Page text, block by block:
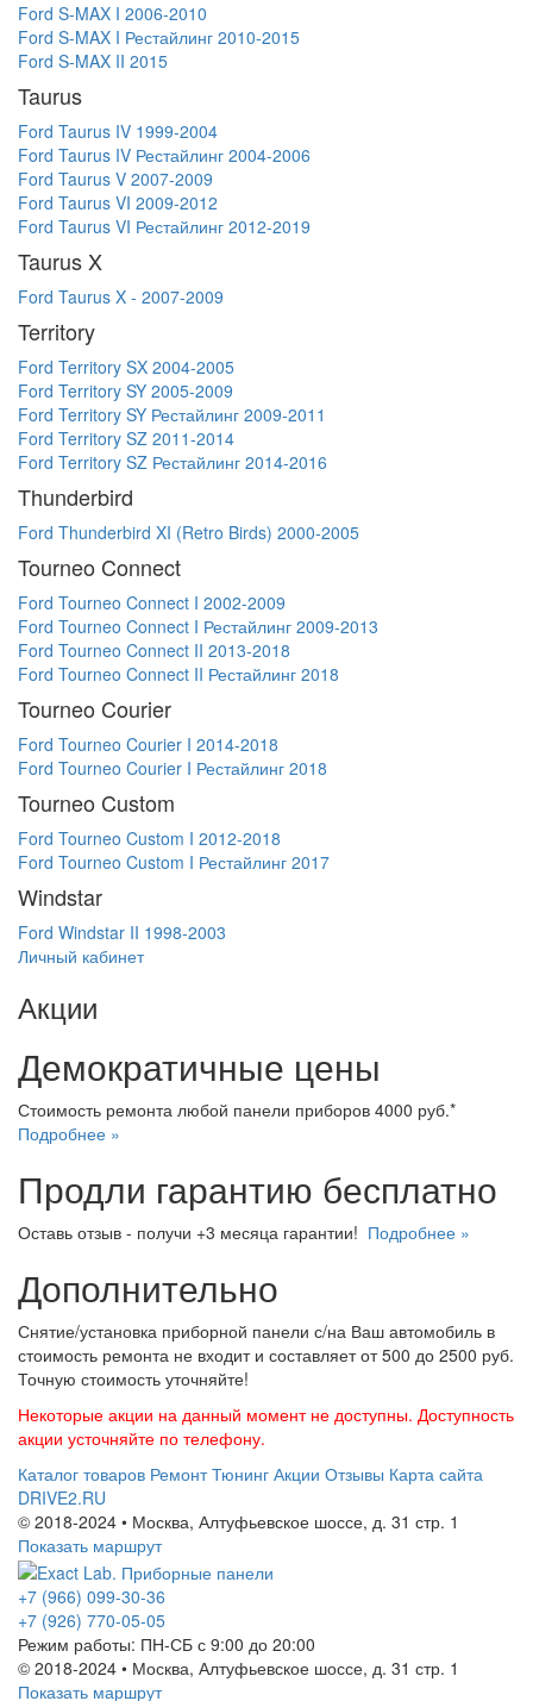
Ford S-MAX I 2006-2010
Ford S-MAX I Рестайлинг 2010-2015
Ford S-MAX II 2015
Taurus
Ford Taurus IV 1999-2004
Ford Taurus IV Рестайлинг 2004-2006
Ford Taurus V 2007-2009
Ford Taurus VI 2009-2012
Ford Taurus VI Рестайлинг 2012-2019
Taurus X
Ford Taurus X - 2007-2009
Territory
Ford Territory SX 2004-2005
Ford Territory SY 2005-2009
Ford Territory SY Рестайлинг 2009-2011
Ford Territory SZ 2011-2014
Ford Territory SZ Рестайлинг 2014-2016
Thunderbird
Ford Thunderbird XI (Retro Birds) 2000-2005
Tourneo Connect
Ford Tourneo Connect I 2002-2009
Ford Tourneo Connect I Рестайлинг 2009-2013
Ford Tourneo Connect II 2013-2018
Ford Tourneo Connect II Рестайлинг 2018
Tourneo Courier
Ford Tourneo Courier I 2014-2018
Ford Tourneo Courier I Рестайлинг 2018
Tourneo Custom
Ford Tourneo Custom I 2012-2018
Ford Tourneo Custom I Рестайлинг 2017
Windstar
Ford Windstar II 1998-2003
Личный кабинет
Акции
Демократичные цены
Стоимость ремонта любой панели приборов 4000 руб.*
Подробнее »
Продли гарантию бесплатно
Оставь отзыв - получи +3 месяца гарантии! Подробнее »
Дополнительно
Снятие/установка приборной панели с/на Ваш автомобиль в
стоимость ремонта не входит и составляет от 500 до 2500 руб.
Точную стоимость уточняйте!
Некоторые акции на данный момент не доступны. Доступность
акции усточняйте по телефону.
Каталог товаров Ремонт Тюнинг Акции Отзывы Карта сайта
DRIVE2.RU
© 2018-2024 • Москва, Алтуфьевское шоссе, д. 31 стр. 1
Показать маршрут
+7 (966) 099-30-36
+7 (926) 770-05-05
Режим работы: ПН-СБ с 9:00 до 20:00
© 2018-2024 • Москва, Алтуфьевское шоссе, д. 31 стр. 1
Показать маршрут